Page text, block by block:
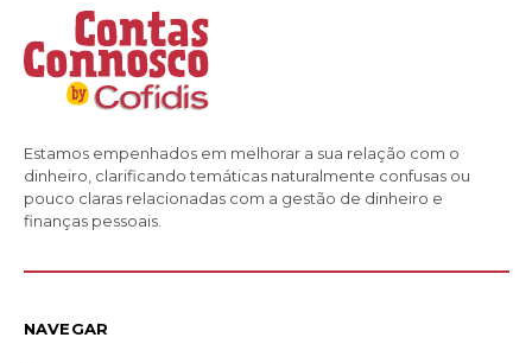
Estamos empenhados em melhorar a sua relação com o
dinheiro, clarificando temáticas naturalmente confusas ou
pouco claras relacionadas com a gestão de dinheiro e
finanças pessoais.
NAVEGAR